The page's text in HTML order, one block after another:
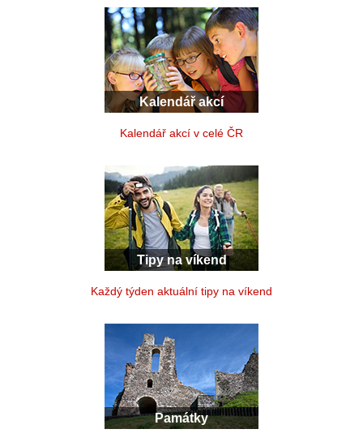
Kalendář akcí
Kalendář akcí v celé ČR
Tipy na víkend
Každý týden aktuální tipy na víkend
Památky